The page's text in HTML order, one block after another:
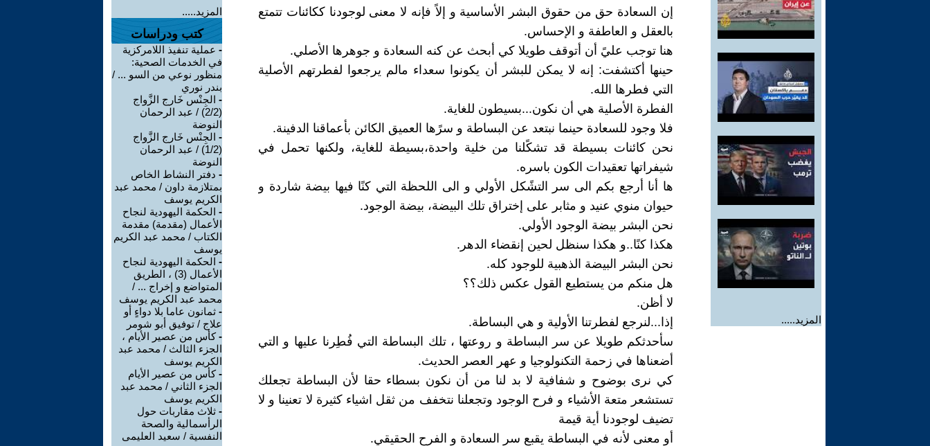
المزيد.....
إن السعادة حق من حقوق البشر الأساسية و إلاً فإنه لا معنى لوجودنا ككائنات تتمتع
بالعقل و العاطفة و الإحساس.
هنا توجب عليً أن أتوقف طويلا كي أبحث عن كنه السعادة و جوهرها الأصلي.
حينها أكتشفت: إنه لا يمكن للبشر أن يكونوا سعداء مالم يرجعوا لفطرتهم الأصلية
التي فطرها الله.
الفطرة الأصلية هي أن نكون...بسيطون للغاية.
فلا وجود للسعادة حينما نبتعد عن البساطة و سرًها العميق الكائن بأعماقنا الدفينة.
نحن كائنات بسيطة قد تشكًلنا من خلية واحدة،بسيطة للغاية، ولكنها تحمل في
شيفراتها تعقيدات الكون باسره.
ها أنا أرجع بكم الى سر التشًكل الأولي و الى اللحظة التي كنًا فيها بيضة شاردة و
حيوان منوي عنيد و مثابر على إختراق تلك البيضة، بيضة الوجود.
نحن البشر بيضة الوجود الأولي.
هكذا كنًا..و هكذا سنظل لحين إنقضاء الدهر.
نحن البشر البيضة الذهبية للوجود كله.
هل منكم من يستطيع القول عكس ذلك؟؟
لا أظن.
إذا...لنرجع لفطرتنا الأولية و هي البساطة.
سأحدثكم طويلا عن سر البساطة و روعتها ، تلك البساطة التي فُطِرنا عليها و التي
أضعناها في زحمة التكنولوجيا و عهر العصر الحديث.
كي نرى بوضوح و شفافية لا بد لنا من أن نكون بسطاء حقا لأن البساطة تجعلك
تستشعر متعة الأشياء و فرح الوجود وتجعلنا نتخفف من ثقل اشياء كثيرة لا تعنينا و لا
تضيف لوجودنا أية قيمة
أو معنى لأنه في البساطة يقبع سر السعادة و الفرح الحقيقي.
المزيد.....
كتب ودراسات
- عملية تنفيذ اللامركزية
في الخدمات الصحية:
منظور نوعي من السو ... /
بندر نوري
- الجِنْس خَارج الزَّواج
(2/2) / عبد الرحمان
النوضة
- الجِنْس خَارج الزَّواج
(1/2) / عبد الرحمان
النوضة
- دفتر النشاط الخاص
بمتلازمة داون / محمد عبد
الكريم يوسف
- الحكمة اليهودية لنجاح
الأعمال (مقدمة) مقدمة
الكتاب / محمد عبد الكريم
يوسف
- الحكمة اليهودية لنجاح
الأعمال (3) ، الطريق
المتواضع و إخراج ... /
محمد عبد الكريم يوسف
- ثمانون عاما بلا دواءٍ أو
علاج / توفيق أبو شومر
-كأس من عصير الأيام ،
الجزء الثالث / محمد عبد
الكريم يوسف
-كأس من عصير الأيام
الجزء الثاني / محمد عبد
الكريم يوسف
- ثلاث مقاربات حول
الرأسمالية والصحة
النفسية / سعيد العليمى